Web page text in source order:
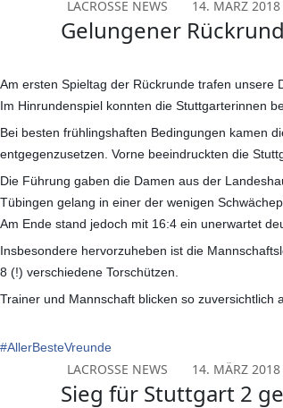
LACROSSE NEWS 14. MÄRZ 2018
Gelungener
Am ersten Spieltag der Rückrunde trafen unsere
Im Hinrundenspiel konnten die Stuttgarterinnen
Bei besten frühlingshaften Bedingungen kamen
entgegenzusetzen. Vorne beeindruckten die
Die Führung gaben die Damen aus der
Tübingen gelang in einer der wenigen
Am Ende stand jedoch mit 16:4 ein unerwartet
Insbesondere hervorzuheben ist die
8 (!) verschiedene Torschützen.
Trainer und Mannschaft blicken so
#AllerBesteVreunde
LACROSSE NEWS 14. MÄRZ 2018
Sieg für Stuttgart 2